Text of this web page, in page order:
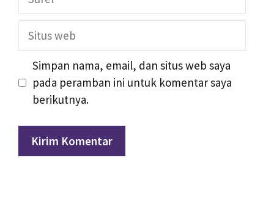
Situs
Simpan nama, email, dan situs web saya
pada peramban ini untuk komentar saya
berikutnya.